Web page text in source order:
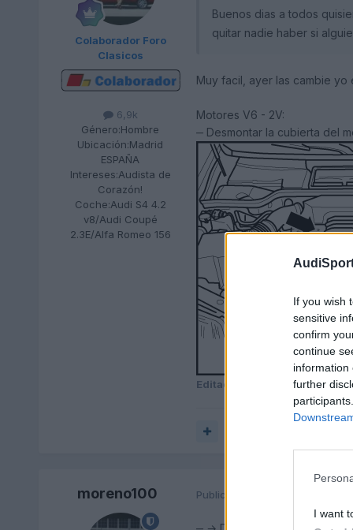
If you wish
sensitive
confirm
continue
information
further
I want
Colaborador Foro
Clasicos
6,9k
Género:Hombre
Ubicación:Madrid
ESPAÑA
Intereses:Audista de
Corazón!
Coche:Audi S4 4.2
v8/Audi Coupé
2.3E/Alfa Romeo 156
Buenos dias a todos
quitar nadie haber si
Muy facil, ayer las cambie yo
Motores V6 - 2V:
‒ Desmontar la cubierta del
Editado 13 de Enero del 2011
moreno100 Publicado